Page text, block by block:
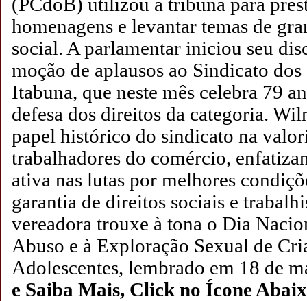
homenagens e levantar temas de
social. A parlamentar iniciou seu
moção de aplausos ao Sindicato
Itabuna, que neste mês celebra 79
defesa dos direitos da categoria.
papel histórico do sindicato na
trabalhadores do comércio,
ativa nas lutas por melhores
garantia de direitos sociais e
vereadora trouxe à tona o Dia
Abuso e à Exploração Sexual de
Adolescentes, lembrado em 18
e Saiba Mais, Click no Ícone